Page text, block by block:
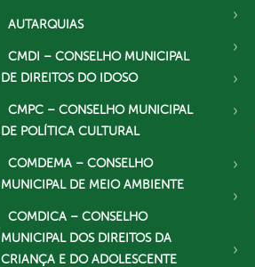
AUTARQUIAS
CMDI – CONSELHO MUNICIPAL
DE DIREITOS DO IDOSO
CMPC – CONSELHO MUNICIPAL
DE POLÍTICA CULTURAL
COMDEMA – CONSELHO
MUNICIPAL DE MEIO AMBIENTE
COMDICA – CONSELHO
MUNICIPAL DOS DIREITOS DA
CRIANÇA E DO ADOLESCENTE